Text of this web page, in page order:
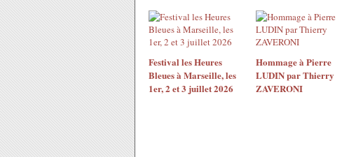
Festival les Heures
Bleues à Marseille, les
1er, 2 et 3 juillet 2026
Hommage à Pierre
LUDIN par Thierry
ZAVERONI